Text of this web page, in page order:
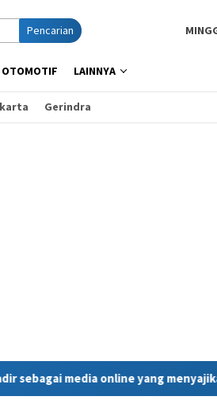
Pencarian
OTOMOTIF LAINNYA
Gerindra
online yang menyajikan berita